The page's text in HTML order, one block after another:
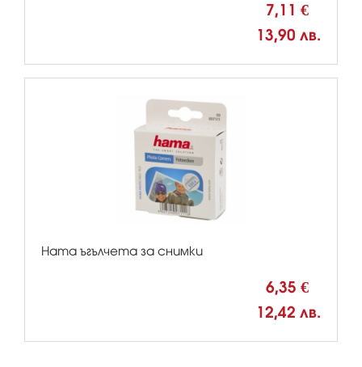
7,11 €
13,90 лв.
Hama ъгълчета за снимки
6,35 €
12,42 лв.